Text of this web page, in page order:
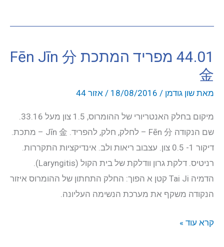
הכתף
Zhōng
肩
44.01 מפריד המתכת Fēn Jīn 分
金
מאת שון גודמן /
18/08/2016
/ אזור 44
מיקום בחלק האנטריורי של ההומרוס, 1.5 צון מעל 33.16.
שם הנקודה Fēn 分 – לחלק, חלק, להפריד. Jīn 金 – מתכת.
דיקור 1- 0.5 צון. עצבוב ריאות ולב. אינדיקציות התקררות.
רניטיס. דלקת גרון וודלקת של בית הקול (Laryngitis).
הדמיה Tai Ji קטן א הפוך: החלק התחתון של ההומרוס איזור
הנקודה משקף את מערכת הנשימה העליונה.
44.01
קרא עוד »